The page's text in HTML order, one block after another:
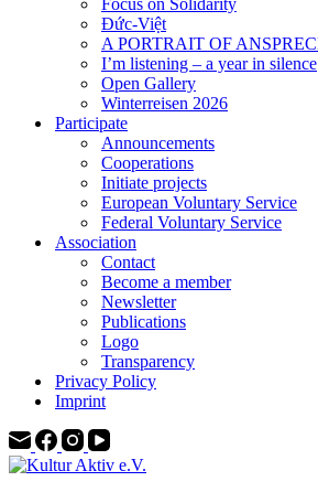
Focus on Solidarity
Đức-Việt
A PORTRAIT OF
I’m listening – a year in silence
Open Gallery
Winterreisen 2026
Participate
Announcements
Cooperations
Initiate projects
European Voluntary Service
Federal Voluntary Service
Association
Contact
Become a member
Newsletter
Publications
Logo
Transparency
Privacy Policy
Imprint